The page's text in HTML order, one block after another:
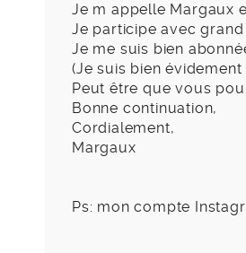
Je m appelle Margaux
Je participe avec
Je me suis bien
(Je suis bien
Peut être que vous
Bonne continuation,
Cordialement,
Margaux
Ps: mon compte